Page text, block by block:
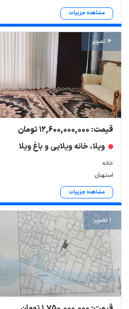
مشاهده جزییات
4 تصویر
قیمت: 12,600,000,000 تومان
ویلا، خانه ویلایی و باغ ویلا
خانه
استهبان
مشاهده جزییات
1 تصویر